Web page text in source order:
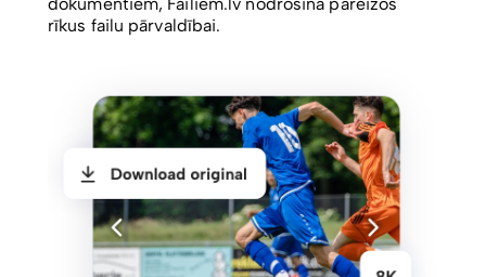
dokumentiem, Failiem.lv nodrošina pareizos
rīkus failu pārvaldībai.